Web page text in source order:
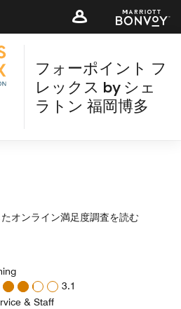
フォーポイント フ
レックス by シェ
ラトン 福岡博多
オンライン満足度調査を読む
3.1
& Staff